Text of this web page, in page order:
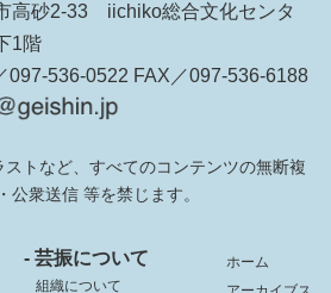
高砂2-33 iichiko総合文化センタ
1階
097-536-0522 FAX／097-536-6188
トなど、すべてのコンテンツの無断複
公衆送信 等を禁じます。
- 芸振について
組織について
ホーム